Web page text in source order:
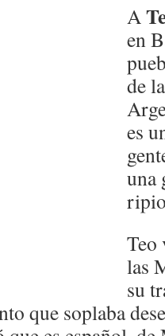
A
en
de
es
una
Teo
las
su
que soplaba